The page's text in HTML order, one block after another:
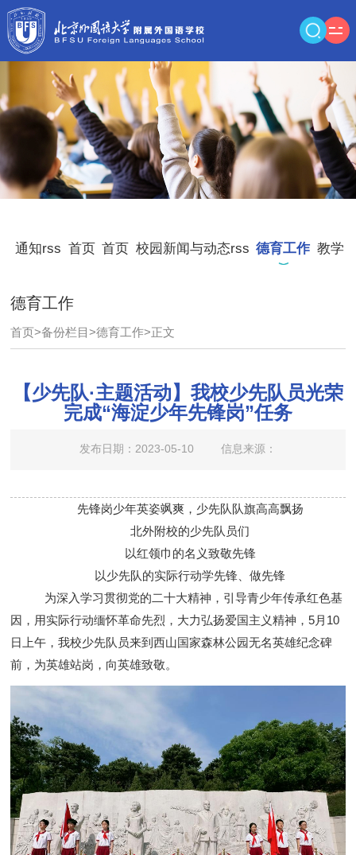
通知rss 首页 首页 校园新闻与动态rss 德育工作 教学
德育工作
首页>备份栏目>德育工作>正文
【少先队·主题活动】我校少先队员光荣
完成“海淀少年先锋岗”任务
发布日期：2023-05-10 信息来源：
先锋岗少年英姿飒爽，少先队队旗高高飘扬
北外附校的少先队员们
以红领巾的名义致敬先锋
以少先队的实际行动学先锋、做先锋
为深入学习贯彻党的二十大精神，引导青少年传承红色基
因，用实际行动缅怀革命先烈，大力弘扬爱国主义精神，5月 10
日上午，我校少先队员来到西山国家森林公园无名英雄纪念碑
前，为英雄站岗，向英雄致敬。